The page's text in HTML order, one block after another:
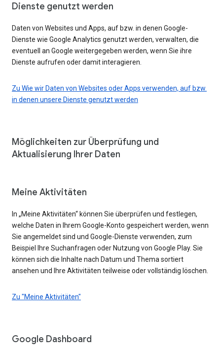
Dienste genutzt werden
Daten von Websites und Apps, auf bzw. in denen Google-
Dienste wie Google Analytics genutzt werden, verwalten, die
eventuell an Google weitergegeben werden, wenn Sie ihre
Dienste aufrufen oder damit interagieren.
Zu Wie wir Daten von Websites oder Apps verwenden, auf bzw.
in denen unsere Dienste genutzt werden
Möglichkeiten zur Überprüfung und
Aktualisierung Ihrer Daten
Meine Aktivitäten
In „Meine Aktivitäten“ können Sie überprüfen und festlegen,
welche Daten in Ihrem Google-Konto gespeichert werden, wenn
Sie angemeldet sind und Google-Dienste verwenden, zum
Beispiel Ihre Suchanfragen oder Nutzung von Google Play. Sie
können sich die Inhalte nach Datum und Thema sortiert
ansehen und Ihre Aktivitäten teilweise oder vollständig löschen.
Zu "Meine Aktivitäten"
Google Dashboard